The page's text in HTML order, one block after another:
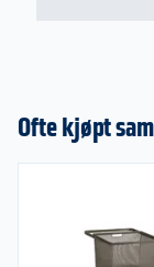
Ofte kjøpt